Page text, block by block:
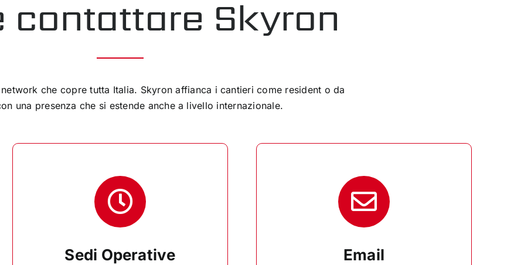
contattare Skyron
che copre tutta Italia. Skyron affianca i cantieri come resident o da
una presenza che si estende anche a livello internazionale.
Sedi Operative Email